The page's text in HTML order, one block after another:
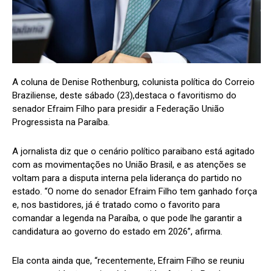
A coluna de Denise Rothenburg, colunista política do Correio
Braziliense, deste sábado (23),destaca o favoritismo do
senador Efraim Filho para presidir a Federação União
Progressista na Paraíba.
A jornalista diz que o cenário político paraibano está agitado
com as movimentações no União Brasil, e as atenções se
voltam para a disputa interna pela liderança do partido no
estado. “O nome do senador Efraim Filho tem ganhado força
e, nos bastidores, já é tratado como o favorito para
comandar a legenda na Paraíba, o que pode lhe garantir a
candidatura ao governo do estado em 2026”, afirma.
Ela conta ainda que, “recentemente, Efraim Filho se reuniu